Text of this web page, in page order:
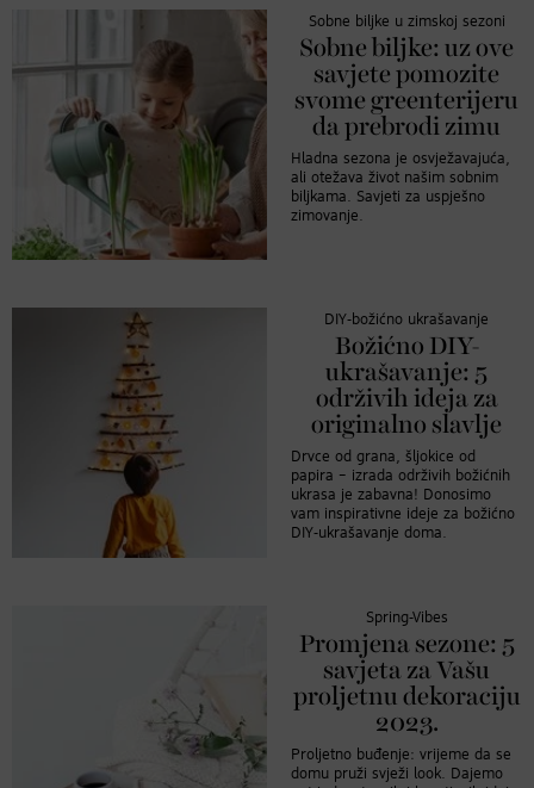
Sobne biljke u zimskoj sezoni
Sobne biljke: uz ove
savjete pomozite
svome greenterijeru
da prebrodi zimu
Hladna sezona je osvježavajuća,
ali otežava život našim sobnim
biljkama. Savjeti za uspješno
zimovanje.
DIY-božićno ukrašavanje
Božićno DIY-
ukrašavanje: 5
održivih ideja za
originalno slavlje
Drvce od grana, šljokice od
papira – izrada održivih božićnih
ukrasa je zabavna! Donosimo
vam inspirativne ideje za božićno
DIY-ukrašavanje doma.
Spring-Vibes
Promjena sezone: 5
savjeta za Vašu
proljetnu dekoraciju
2023.
Proljetno buđenje: vrijeme da se
domu pruži svježi look. Dajemo